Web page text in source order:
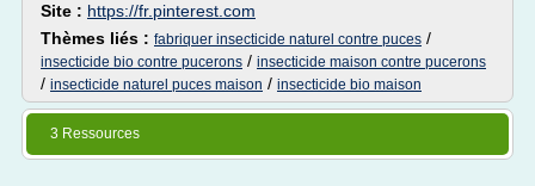
Site : https://fr.pinterest.com
Thèmes liés : fabriquer insecticide naturel contre puces /
insecticide bio contre pucerons / insecticide maison contre pucerons
/ insecticide naturel puces maison / insecticide bio maison
3 Ressources